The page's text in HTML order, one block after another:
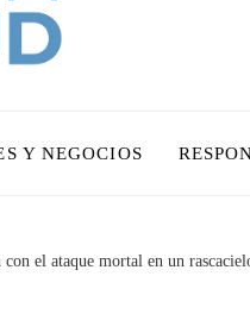
Y NEGOCIOS
el ataque mortal en un